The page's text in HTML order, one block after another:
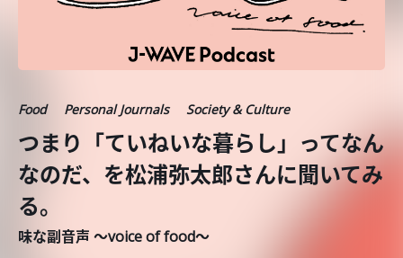
Food Personal Journals Society & Culture
つまり「ていねいな暮らし」ってなん
なのだ、を松浦弥太郎さんに聞いてみ
る。
味な副音声 ～voice of food～